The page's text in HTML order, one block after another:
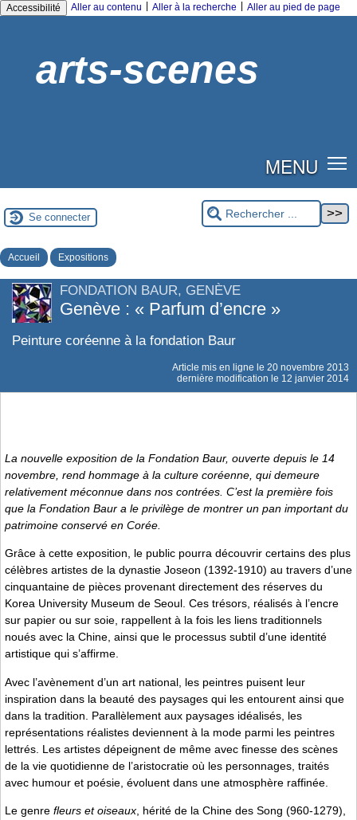
Accessibilité Aller au contenu Aller à la recherche Aller au pied de page
arts-scenes
MENU
Se connecter
Accueil Expositions
FONDATION BAUR, GENÈVE
Genève : « Parfum d’encre »
Peinture coréenne à la fondation Baur
Article mis en ligne le 20 novembre 2013
dernière modification le 12 janvier 2014
La nouvelle exposition de la Fondation Baur, ouverte depuis le 14
novembre, rend hommage à la culture coréenne, qui demeure
relativement méconnue dans nos contrées. C’est la première fois
que la Fondation Baur a le privilège de montrer un pan important du
patrimoine conservé en Corée.
Grâce à cette exposition, le public pourra découvrir certains des plus
célèbres artistes de la dynastie Joseon (1392-1910) au travers d’une
cinquantaine de pièces provenant directement des réserves du
Korea University Museum de Seoul. Ces trésors, réalisés à l’encre
sur papier ou sur soie, rappellent à la fois les liens traditionnels
noués avec la Chine, ainsi que le processus subtil d’une identité
artistique qui s’affirme.
Avec l’avènement d’un art national, les peintres puisent leur
inspiration dans la beauté des paysages qui les entourent ainsi que
dans la tradition. Parallèlement aux paysages idéalisés, les
représentations réalistes deviennent à la mode parmi les peintres
lettrés. Les artistes dépeignent de même avec finesse des scènes
de la vie quotidienne de l’aristocratie où les personnages, traités
avec humour et poésie, évoluent dans une atmosphère raffinée.
Le genre fleurs et oiseaux , hérité de la Chine des Song (960-1279),